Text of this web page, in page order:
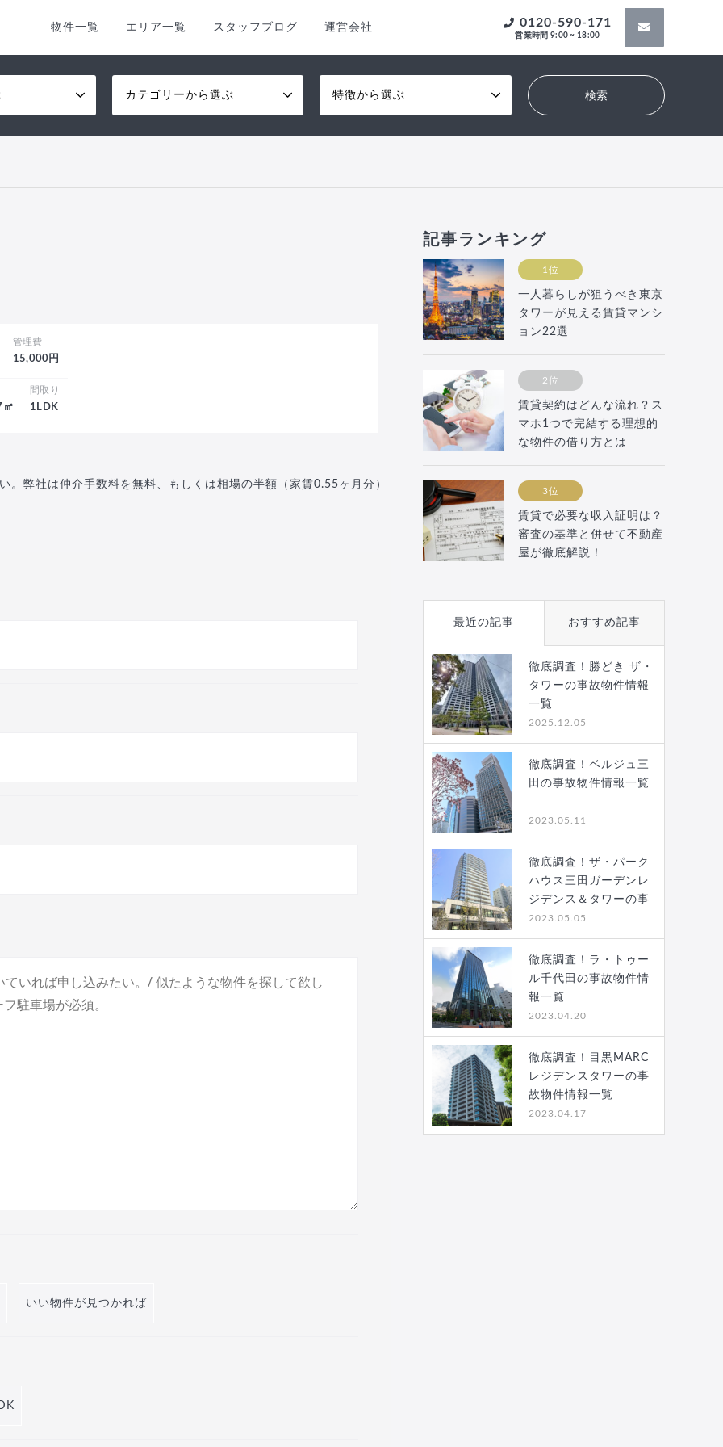
物件一覧 エリア一覧 スタッフブログ 運営会社 0120-590-171
営業時間 9:00 ~ 18:00
カテゴリーから選ぶ 特徴から選ぶ
管理費
15,000円
㎡
間取り
1LDK
。弊社は仲介手数料を無料、もしくは相場の半額（家賃0.55ヶ月分）
いい物件が見つかれば
記事ランキング
1位
一人暮らしが狙うべき東京
タワーが見える賃貸マンシ
ョン22選
2位
賃貸契約はどんな流れ？ス
マホ1つで完結する理想的
な物件の借り方とは
3位
賃貸で必要な収入証明は？
審査の基準と併せて不動産
屋が徹底解説！
最近の記事 おすすめ記事
徹底調査！勝どき ザ・
タワーの事故物件情報
一覧
2025.12.05
徹底調査！ベルジュ三
田の事故物件情報一覧
2023.05.11
徹底調査！ザ・パーク
ハウス三田ガーデンレ
ジデンス＆タワーの事
故…
2023.05.05
徹底調査！ラ・トゥー
ル千代田の事故物件情
報一覧
2023.04.20
徹底調査！目黒MARC
レジデンスタワーの事
故物件情報一覧
2023.04.17